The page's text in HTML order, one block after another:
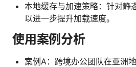
本地缓存与加速策略：针对静
以进一步提升加载速度。
使用案例分析
案例A：跨境办公团队在亚洲